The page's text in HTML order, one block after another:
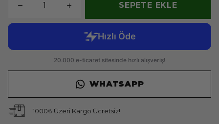
SEPETE EKLE
WHATSAPP
1000₺ Üzeri Kargo Ücretsiz!